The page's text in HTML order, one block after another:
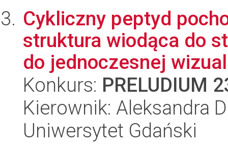
Cykliczny peptyd
struktura wiodąca do
do jednoczesnej
Konkurs: PRELUDIUM
Kierownik: Aleksandra
Uniwersytet Gdański